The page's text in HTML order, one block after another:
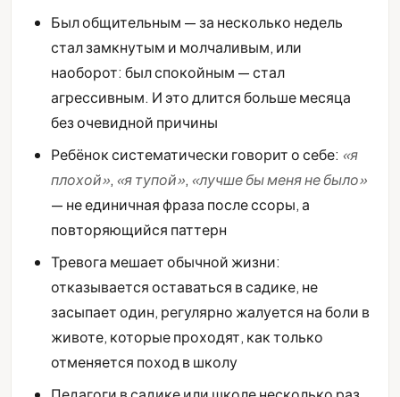
Был общительным — за несколько недель
стал замкнутым и молчаливым, или
наоборот: был спокойным — стал
агрессивным. И это длится больше месяца
без очевидной причины
Ребёнок систематически говорит о себе: «я
плохой», «я тупой», «лучше бы меня не было»
— не единичная фраза после ссоры, а
повторяющийся паттерн
Тревога мешает обычной жизни:
отказывается оставаться в садике, не
засыпает один, регулярно жалуется на боли в
животе, которые проходят, как только
отменяется поход в школу